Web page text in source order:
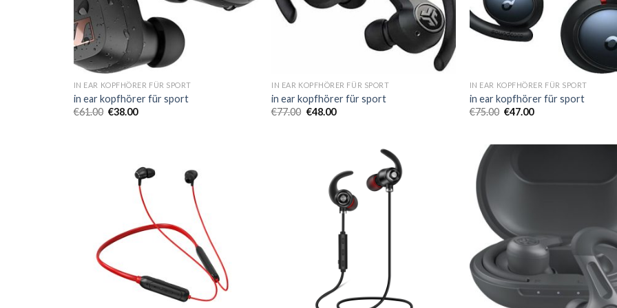
IN EAR KOPFHÖRER FÜR SPORT
in ear kopfhörer für sport
€61.00 €38.00
IN EAR KOPFHÖRER FÜR SPORT
in ear kopfhörer für sport
€77.00 €48.00
IN EAR KOPFHÖRER FÜR SPORT
in ear kopfhörer für sport
€75.00 €47.00